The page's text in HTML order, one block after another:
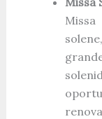
Missa